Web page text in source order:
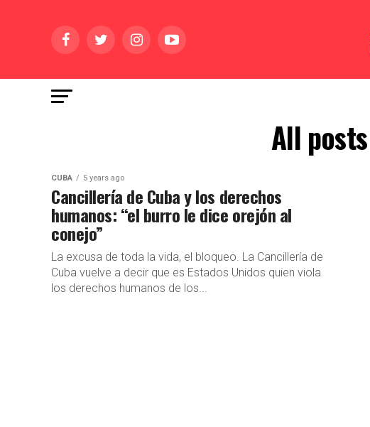
All
CUBA 5 years ago
Cancillería de Cuba y los derechos
humanos: “el burro le dice orejón al
conejo”
La excusa de toda la vida, el bloqueo. La Cancillería de
Cuba vuelve a decir que es Estados Unidos quien viola
los derechos humanos de los...